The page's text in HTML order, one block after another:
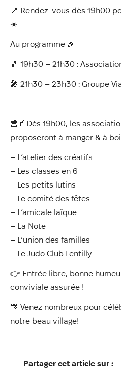
📍 Rendez-vous dès 19h00
☀️
Au programme 🎉
🎵 19h30 – 21h30 :
🎤 21h30 – 23h30 : Groupe
🍟🧃Dès 19h00, les
proposeront à manger & à
– L’atelier des créatifs
– Les classes en 6
– Les petits lutins
– Le comité des fêtes
– L’amicale laïque
– La Note
– L’union des familles
– ⁠Le Judo Club Lentilly
👉 Entrée libre, bonne
conviviale assurée !
🎊 Venez nombreux pour
notre beau village!
Partager cet article sur :